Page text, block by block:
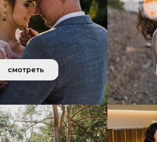
смотреть